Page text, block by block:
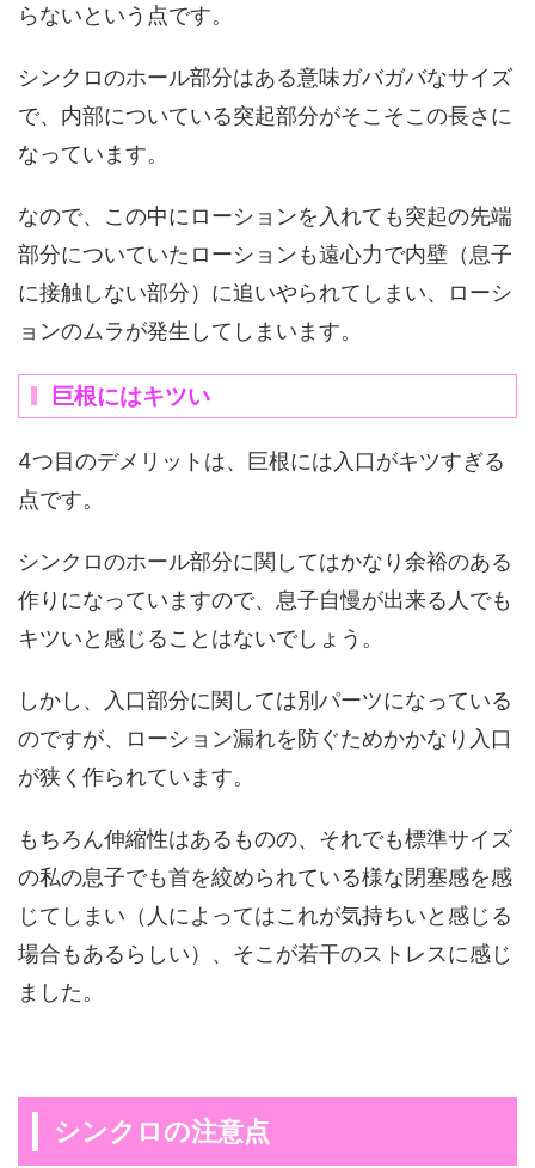
らないという点です。
シンクロのホール部分はある意味ガバガバなサイズ
で、内部についている突起部分がそこそこの長さに
なっています。
なので、この中にローションを入れても突起の先端
部分についていたローションも遠心力で内壁（息子
に接触しない部分）に追いやられてしまい、ローシ
ョンのムラが発生してしまいます。
巨根にはキツい
4つ目のデメリットは、巨根には入口がキツすぎる
点です。
シンクロのホール部分に関してはかなり余裕のある
作りになっていますので、息子自慢が出来る人でも
キツいと感じることはないでしょう。
しかし、入口部分に関しては別パーツになっている
のですが、ローション漏れを防ぐためかかなり入口
が狭く作られています。
もちろん伸縮性はあるものの、それでも標準サイズ
の私の息子でも首を絞められている様な閉塞感を感
じてしまい（人によってはこれが気持ちいと感じる
場合もあるらしい）、そこが若干のストレスに感じ
ました。
シンクロの注意点